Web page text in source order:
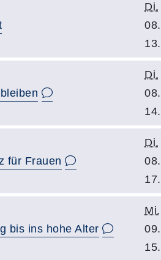
Di.
Di.
für Frauen
Di.
bis ins hohe Alter
Mi.